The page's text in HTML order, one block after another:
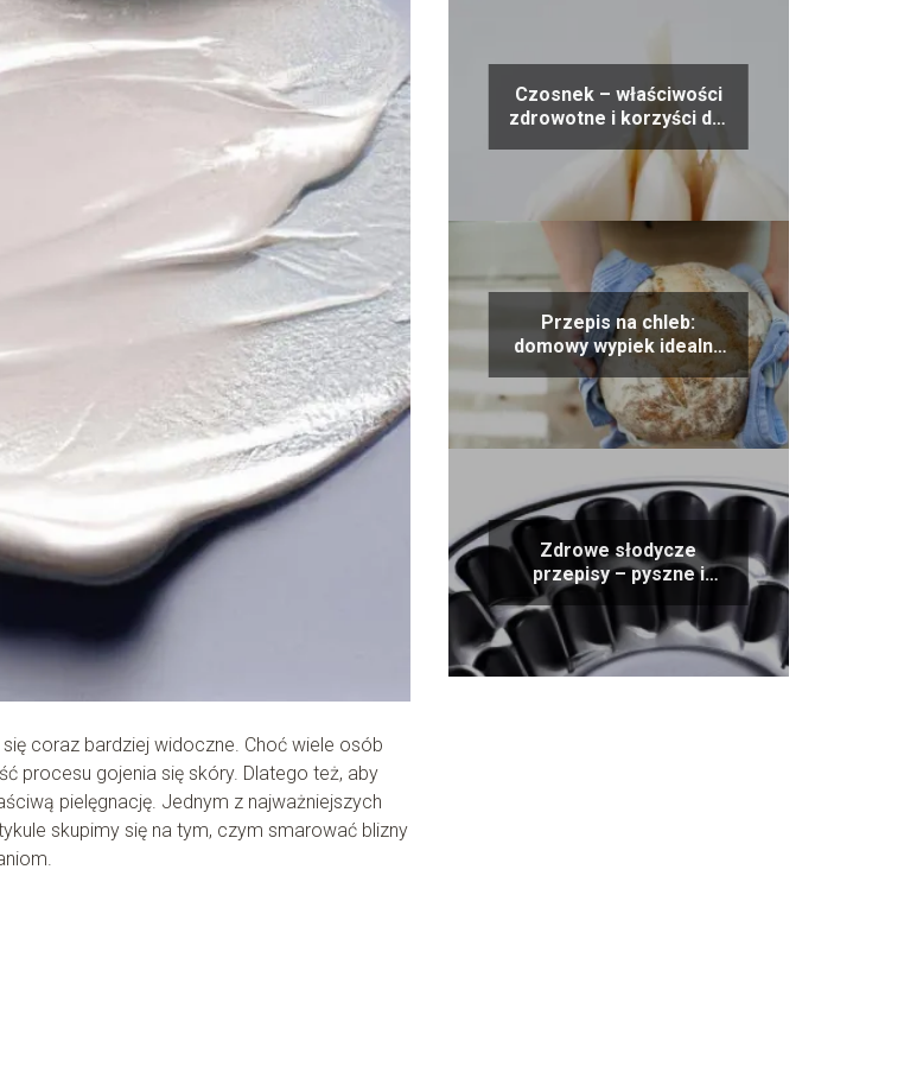
coraz bardziej widoczne. Choć wiele osób
procesu gojenia się skóry. Dlatego też, aby
pielęgnację. Jednym z najważniejszych
skupimy się na tym, czym smarować blizny
Czosnek – właściwości
zdrowotne i korzyści dla
organizmu
Przepis na chleb:
domowy wypiek idealny
dla każdej rodziny
Zdrowe słodycze
przepisy – pyszne i
niskokaloryczne
alternatywy